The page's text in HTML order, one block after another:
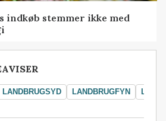
indkøb stemmer ikke med
LANDBRUGSYD LANDBRUGFYN